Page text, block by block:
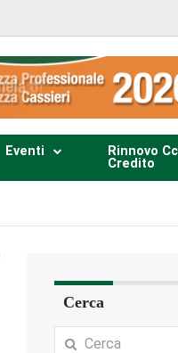
Eventi
Rinnovo
Credito
Cerca